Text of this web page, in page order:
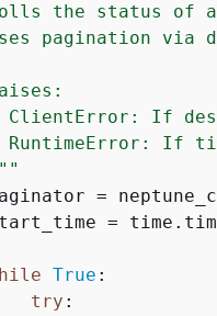
the status of
pagination via
ClientError: If
RuntimeError: If
=
=
True :
try :